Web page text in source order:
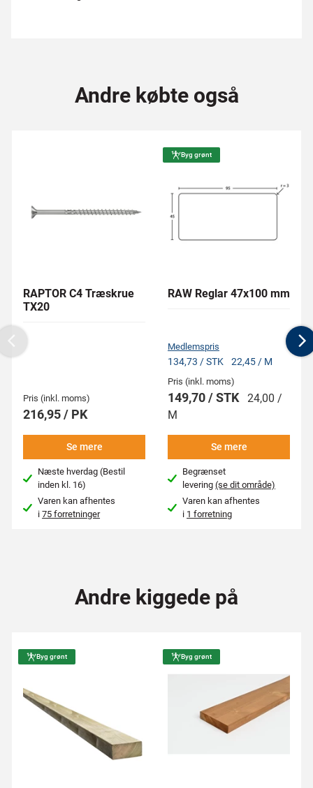
Andre købte også
RAPTOR C4 Træskrue
TX20
Pris (inkl. moms)
216,95 / PK
Se mere
Næste hverdag (Bestil
inden kl. 16)
Varen kan afhentes
i75 forretninger
Byg grønt
RAW Reglar 47x100 mm
Medlemspris
134,73 / STK 22,45 / M
Pris (inkl. moms)
149,70 / STK 24,00 /
M
Se mere
Begrænset
levering(se dit område)
Varen kan afhentes
i 1 forretning
Previous
Andre kiggede på
Byg grønt Byg grønt